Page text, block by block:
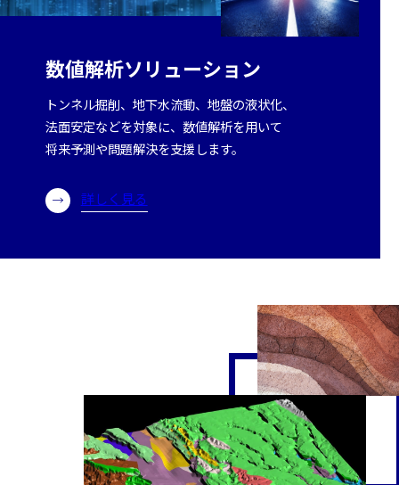
数値解析ソリューション
トンネル掘削、地下水流動、地盤の液状化、
法面安定などを対象に、数値解析を用いて
将来予測や問題解決を支援します。
詳しく見る